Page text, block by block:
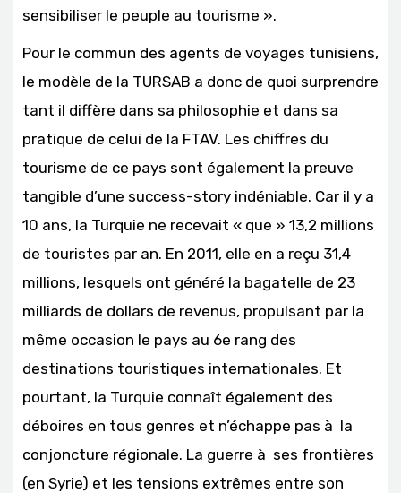
sensibiliser le peuple au tourisme ».
Pour le commun des agents de voyages tunisiens,
le modèle de la TURSAB a donc de quoi surprendre
tant il diffère dans sa philosophie et dans sa
pratique de celui de la FTAV. Les chiffres du
tourisme de ce pays sont également la preuve
tangible d’une success-story indéniable. Car il y a
10 ans, la Turquie ne recevait « que » 13,2 millions
de touristes par an. En 2011, elle en a reçu 31,4
millions, lesquels ont généré la bagatelle de 23
milliards de dollars de revenus, propulsant par la
même occasion le pays au 6e rang des
destinations touristiques internationales. Et
pourtant, la Turquie connaît également des
déboires en tous genres et n’échappe pas à la
conjoncture régionale. La guerre à ses frontières
(en Syrie) et les tensions extrêmes entre son